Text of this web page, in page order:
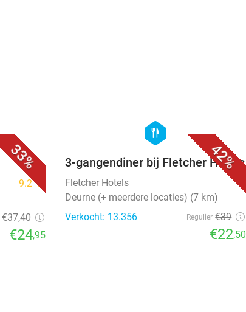
33%
9.2star
€37,40
€24,95
42%
hexagon
food
3-gangendiner bij Fletcher Hotels
Fletcher Hotels
Deurne (+ meerdere locaties) (7 km)
Verkocht: 13.356
Regulier €39
€22,50